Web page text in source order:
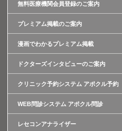
無料医療機関会員登録のご案内
プレミアム掲載のご案内
漫画でわかるプレミアム掲載
ドクターズインタビューのご案内
クリニック予約システム アポクル予約
WEB問診システム アポクル問診
レセコンアナライザー